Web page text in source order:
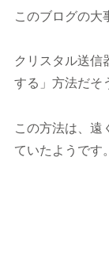
このブログの大
クリスタル送信
する」方法だそ
この方法は、遠
ていたようです。